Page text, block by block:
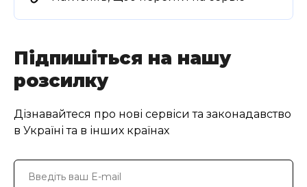
Підпишіться на нашу
розсилку
Дізнавайтеся про нові сервіси та законадавство
в Україні та в інших країнах